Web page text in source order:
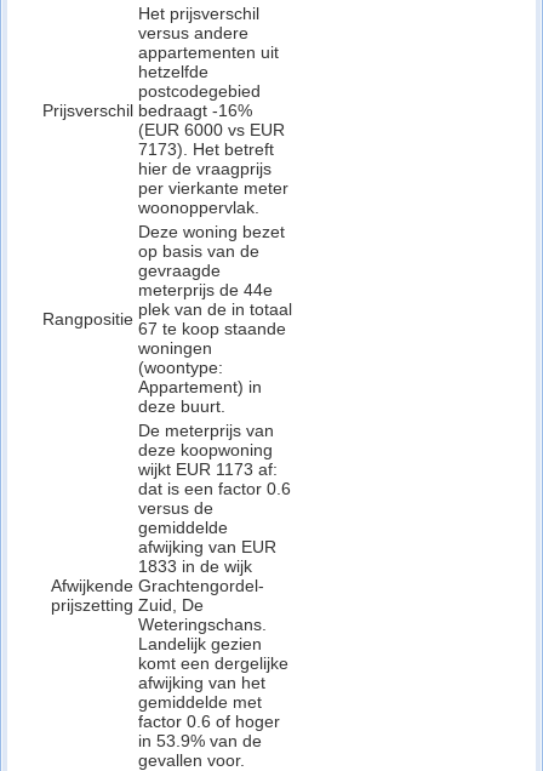
Prijsverschil
Het prijsverschil
versus andere
appartementen uit
hetzelfde
postcodegebied
bedraagt -16%
(EUR 6000 vs EUR
7173). Het betreft
hier de vraagprijs
per vierkante meter
woonoppervlak.
Rangpositie
Deze woning bezet
op basis van de
gevraagde
meterprijs de 44e
plek van de in totaal
67 te koop staande
woningen
(woontype:
Appartement) in
deze buurt.
Afwijkende
prijszetting
De meterprijs van
deze koopwoning
wijkt EUR 1173 af:
dat is een factor 0.6
versus de
gemiddelde
afwijking van EUR
1833 in de wijk
Grachtengordel-
Zuid, De
Weteringschans.
Landelijk gezien
komt een dergelijke
afwijking van het
gemiddelde met
factor 0.6 of hoger
in 53.9% van de
gevallen voor.